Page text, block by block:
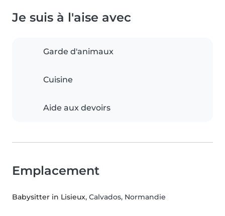
Je suis à l'aise avec
Garde d'animaux
Cuisine
Aide aux devoirs
Emplacement
Babysitter in Lisieux, Calvados, Normandie